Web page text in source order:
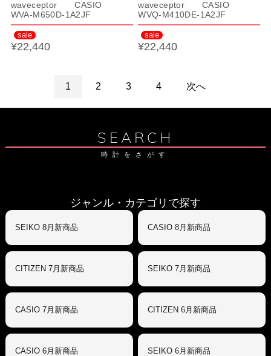
waveceptor CASIO
WVA-M650D-1A2JF
sale
¥22,440
waveceptor CASIO
WVQ-M410DE-1A2JF
sale
¥22,440
1 2 3 4 次へ
SEARCH
時計をさがす
ジャンル・カテゴリで探す
SEIKO 8月新商品 CASIO 8月新商品
CITIZEN 7月新商品 SEIKO 7月新商品
CASIO 7月新商品 CITIZEN 6月新商品
CASIO 6月新商品 SEIKO 6月新商品